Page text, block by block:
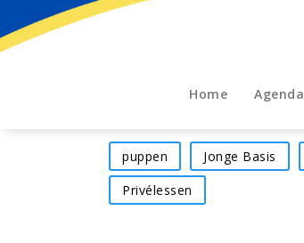
Home Agenda
puppen Jonge Basis
Privélessen